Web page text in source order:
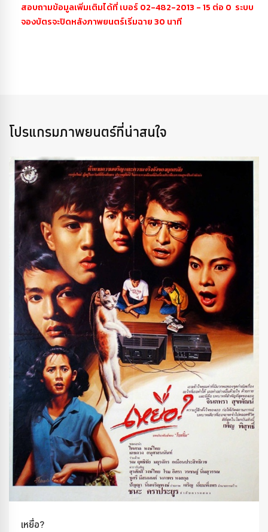
สอบถามข้อมูลเพิ่มเติมได้ที่ เบอร์ 02-482-2013 - 15 ต่อ 0 ระบบ
จองบัตรจะปิดหลังภาพยนตร์เริ่มฉาย 30 นาที
โปรแกรมภาพยนตร์ที่น่าสนใจ
เหยื่อ?